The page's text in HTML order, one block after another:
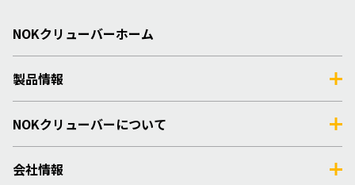
NOKクリューバーホーム
製品情報
NOKクリューバーについて
会社情報